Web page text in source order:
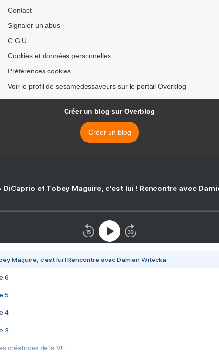
Contact
Signaler un abus
C.G.U.
Cookies et données personnelles
Préférences cookies
Voir le profil de sesamedessaveurs sur le portail Overblog
Créer un blog sur Overblog
Créer un blog
DiCaprio et Tobey Maguire, c'est lui ! Rencontre avec
Maguire, c'est lui ! Rencontre avec Damien Witecka
6
5
4
3
créatrices de la VF !